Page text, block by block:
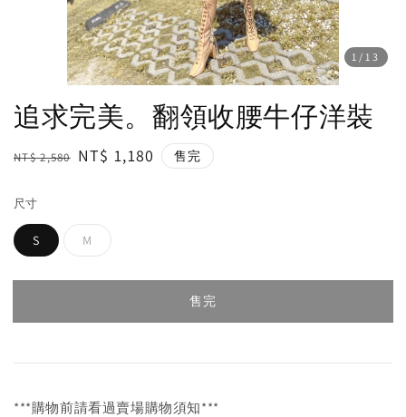
1 /13
追求完美。翻領收腰牛仔洋裝
Regular
NT$ 2,580 Sale
NT$ 1,180 售完
尺寸
S M
售完
***購物前請看過賣場購物須知***